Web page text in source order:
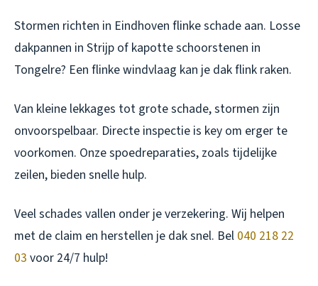
Stormen richten in Eindhoven flinke schade aan. Losse
dakpannen in Strijp of kapotte schoorstenen in
Tongelre? Een flinke windvlaag kan je dak flink raken.
Van kleine lekkages tot grote schade, stormen zijn
onvoorspelbaar. Directe inspectie is key om erger te
voorkomen. Onze spoedreparaties, zoals tijdelijke
zeilen, bieden snelle hulp.
Veel schades vallen onder je verzekering. Wij helpen
met de claim en herstellen je dak snel. Bel 040 218 22
03 voor 24/7 hulp!